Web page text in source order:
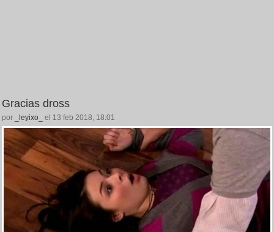
Gracias dross
por _leyixo_ el 13 feb 2018, 18:01